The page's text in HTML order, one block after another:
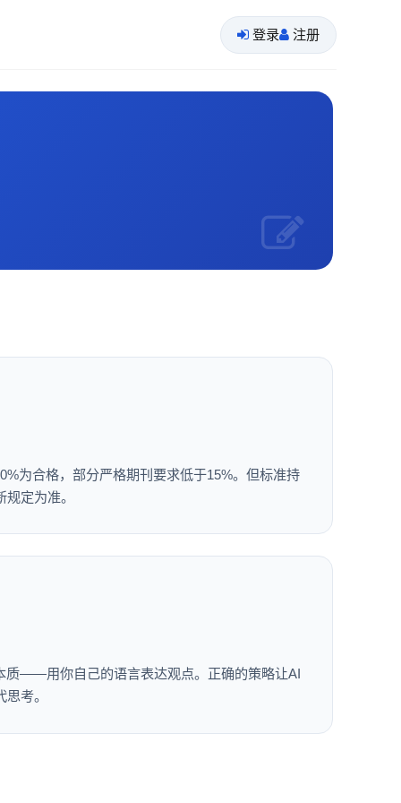
登录 注册
为合格，部分严格期刊要求低于15%。但标准持
定为准。
质——用你自己的语言表达观点。正确的策略让AI
考。